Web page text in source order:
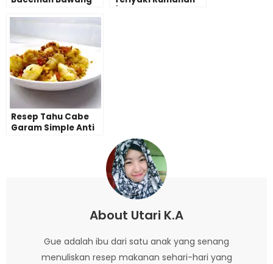
Resep Tahu Cabe
Garam Simple Anti
About Utari K.A
Gue adalah ibu dari satu anak yang senang
menuliskan resep makanan sehari-hari yang